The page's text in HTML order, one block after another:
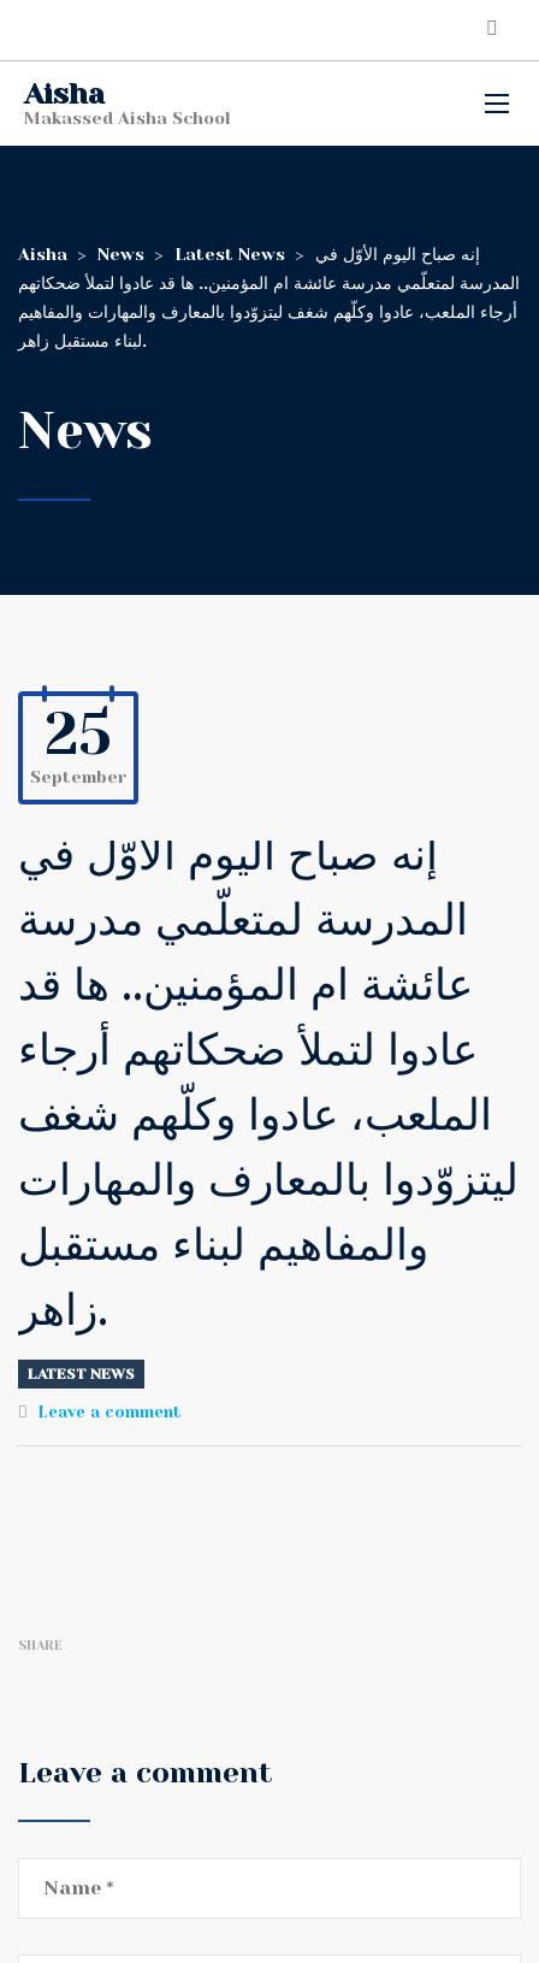
Aisha
Makassed Aisha School
Aisha > News > Latest News >
إنه صباح اليوم الأوّل في
المدرسة لمتعلّمي مدرسة عائشة ام المؤمنين.. ها قد عادوا لتملأ ضحكاتهم
أرجاء الملعب، عادوا وكلّهم شغف ليتزوّدوا بالمعارف والمهارات والمفاهيم
لبناء مستقبل زاهر.
News
25
September
إنه صباح اليوم الأوّل في
المدرسة لمتعلّمي مدرسة
عائشة ام المؤمنين.. ها قد
عادوا لتملأ ضحكاتهم أرجاء
الملعب، عادوا وكلّهم شغف
ليتزوّدوا بالمعارف والمهارات
والمفاهيم لبناء مستقبل
زاهر.
LATEST NEWS
Leave a comment
SHARE
Leave a comment